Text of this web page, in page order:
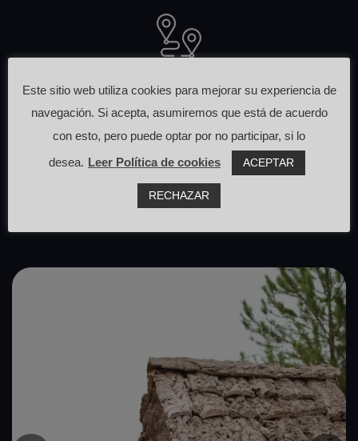
Otras rutas
que pasan cerca de aquí
Este sitio web utiliza cookies para mejorar su experiencia de
navegación. Si acepta, asumiremos que está de acuerdo
con esto, pero puede optar por no participar, si lo
desea. Leer Política de cookies ACEPTAR
RECHAZAR